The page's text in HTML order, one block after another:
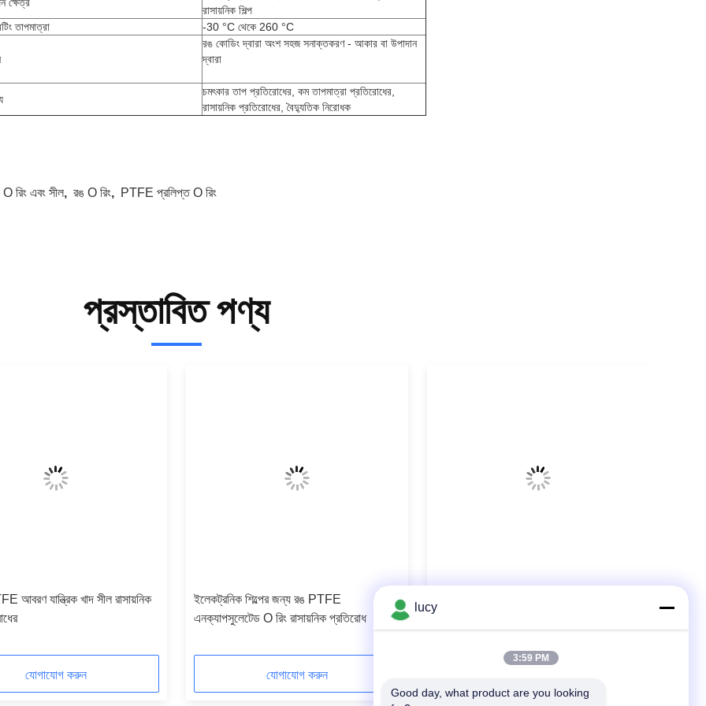
রাসায়নিক শিল্প
তাপমাত্রা
-30 °C থেকে 260 °C
রঙ কোডিং দ্বারা অংশ সহজ সনাক্তকরণ - আকার বা উপাদান
দ্বারা
চমৎকার তাপ প্রতিরোধের, কম তাপমাত্রা প্রতিরোধের,
রাসায়নিক প্রতিরোধের, বৈদ্যুতিক নিরোধক
O রিং এবং সীল, রঙ O রিং, PTFE প্রলিপ্ত O রিং
প্রস্তাবিত পণ্য
আবরণ যান্ত্রিক খাদ সীল রাসায়নিক
যোগাযোগ করুন
ইলেকট্রনিক শিল্পের জন্য রঙ PTFE
এনক্যাপসুলেটেড O রিং রাসায়নিক প্রতিরোধ
যোগাযোগ করুন
lucy
3:59 PM
Good day, what product are you looking